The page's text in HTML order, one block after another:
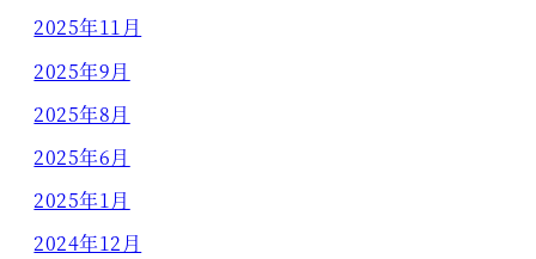
2025年11月
2025年9月
2025年8月
2025年6月
2025年1月
2024年12月